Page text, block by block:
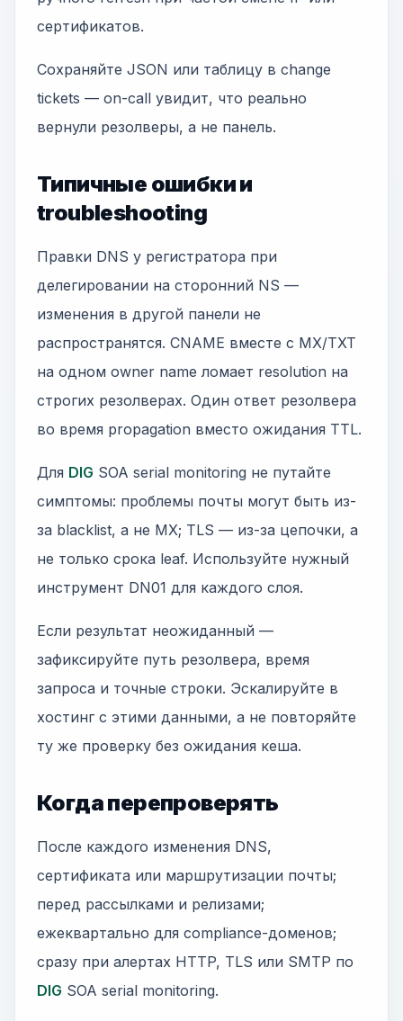
сертификатов.
Сохраняйте JSON или таблицу в change
tickets — on-call увидит, что реально
вернули резолверы, а не панель.
Типичные ошибки и
troubleshooting
Правки DNS у регистратора при
делегировании на сторонний NS —
изменения в другой панели не
распространятся. CNAME вместе с MX/TXT
на одном owner name ломает resolution на
строгих резолверах. Один ответ резолвера
во время propagation вместо ожидания TTL.
Для DIG SOA serial monitoring не путайте
симптомы: проблемы почты могут быть из-
за blacklist, а не MX; TLS — из-за цепочки, а
не только срока leaf. Используйте нужный
инструмент DN01 для каждого слоя.
Если результат неожиданный —
зафиксируйте путь резолвера, время
запроса и точные строки. Эскалируйте в
хостинг с этими данными, а не повторяйте
ту же проверку без ожидания кеша.
Когда перепроверять
После каждого изменения DNS,
сертификата или маршрутизации почты;
перед рассылками и релизами;
ежеквартально для compliance-доменов;
сразу при алертах HTTP, TLS или SMTP по
DIG SOA serial monitoring.